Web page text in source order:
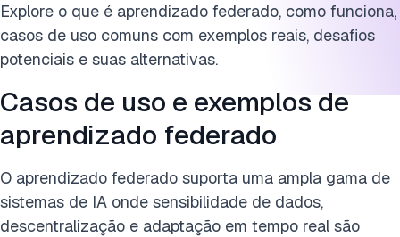
Explore o que é aprendizado federado, como funciona,
casos de uso comuns com exemplos reais, desafios
potenciais e suas alternativas.
Casos de uso e exemplos de
aprendizado federado
O aprendizado federado suporta uma ampla gama de
sistemas de IA onde sensibilidade de dados,
descentralização e adaptação em tempo real são